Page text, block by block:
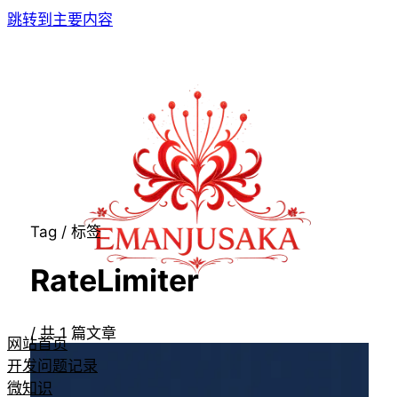
跳转到主要内容
网站首页
开发问题记录
微知识
Tag / 标签
RateLimiter
/共1篇文章